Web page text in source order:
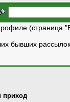
(страница
бывших
приход